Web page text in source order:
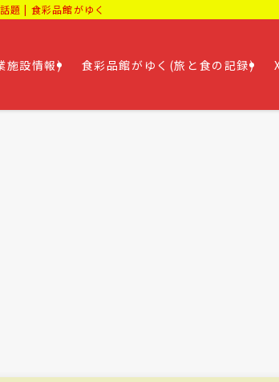
題 | 食彩品館がゆく
施設情報) 食彩品館がゆく(旅と食の記録)